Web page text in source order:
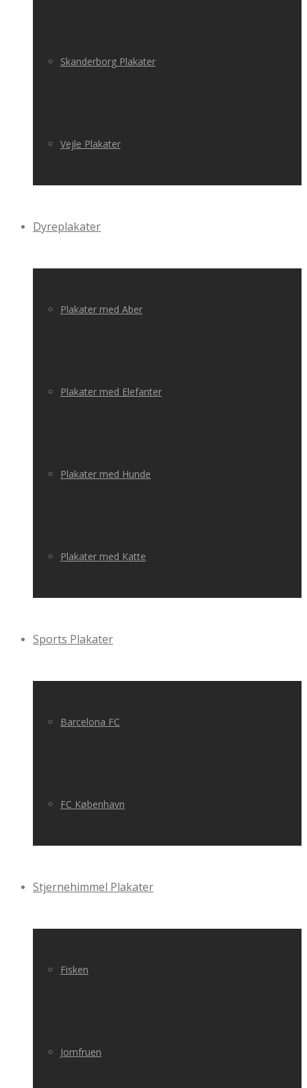
Skanderborg Plakater
Vejle Plakater
Dyreplakater
Plakater med Aber
Plakater med Elefanter
Plakater med Hunde
Plakater med Katte
Sports Plakater
Barcelona FC
FC København
Stjernehimmel Plakater
Fisken
Jomfruen